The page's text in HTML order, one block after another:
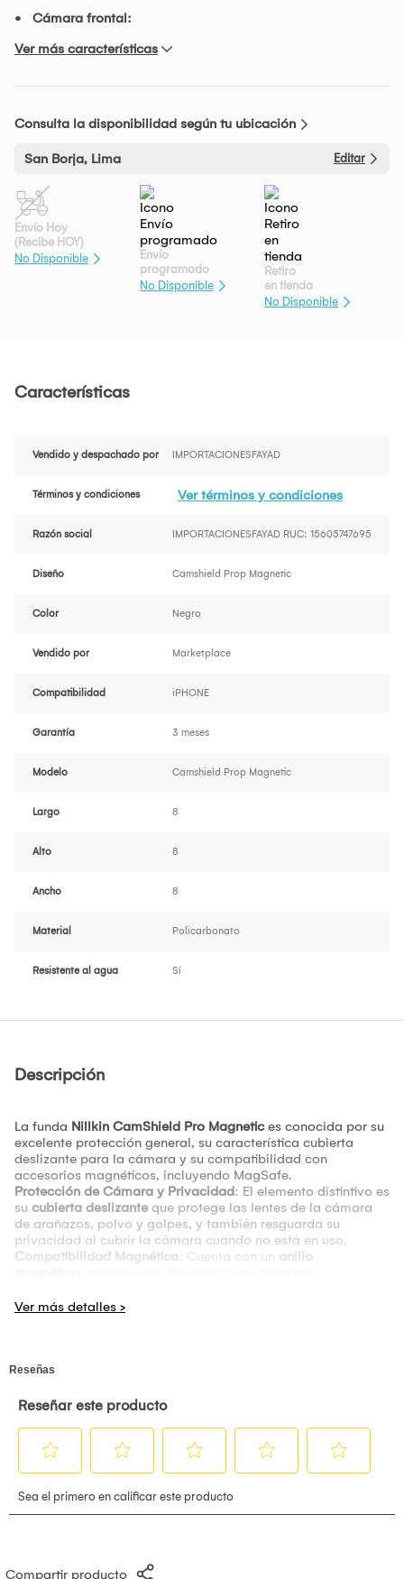
Cámara frontal:
Ver más características
Consulta la disponibilidad según tu ubicación
San Borja, Lima Editar
Envío Hoy
(Recibe HOY)
No Disponible
Envío
programado
No Disponible
Retiro
en tienda
No Disponible
Características
Vendido y despachado por IMPORTACIONESFAYAD
Términos y condiciones Ver términos y condiciones
Razón social IMPORTACIONESFAYAD RUC: 15605747695
Diseño Camshield Prop Magnetic
Color Negro
Vendido por Marketplace
Compatibilidad iPHONE
Garantía 3 meses
Modelo Camshield Prop Magnetic
Largo 8
Alto 8
Ancho 8
Material Policarbonato
Resistente al agua Sí
Descripción
La funda Nillkin CamShield Pro Magnetices conocida por su
excelente protección general, su característica cubierta
deslizante para la cámara y su compatibilidad con
accesorios magnéticos, incluyendo MagSafe.
Protección de Cámara y Privacidad: El elemento distintivo es
su cubierta deslizante que protege las lentes de la cámara
de arañazos, polvo y golpes, y también resguarda su
privacidad al cubrir la cámara cuando no está en uso.
Compatibilidad Magnética: Cuenta con un anillo
otros accesorios magnéticos, lo que permite una carga más
deTPU flexible
protección dual y la hace resistente al desgaste.
esquinas reforzadas resistentes a impactos en los cuatro
extremos para absorber y dispersar eficazmente los golpes
en caso de caída.
diseño de sarga o rayas con unacapa oleofóbica
las huellas dactilares y las manchas de aceite, además de
Compartir producto